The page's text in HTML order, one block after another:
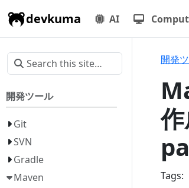
devkuma AI
開発ツール
Git
SVN
Gradle
Maven
開発
Tags: